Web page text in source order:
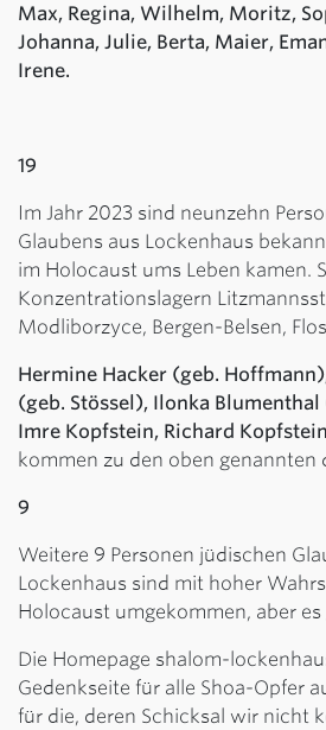
Max, Regina, Wilhelm, Moritz,
Johanna, Julie, Berta, Maier,
Irene.
19
Im Jahr 2023 sind neunzehn
Glaubens aus Lockenhaus
im Holocaust ums Leben kamen.
Konzentrationslagern
Modliborzyce, Bergen-Belsen,
Hermine Hacker (geb.
(geb. Stössel), Ilonka
Imre Kopfstein, Richard
kommen zu den oben genannten
9
Weitere 9 Personen jüdischen
Lockenhaus sind mit hoher
Holocaust umgekommen, aber
Die Homepage shalom-
Gedenkseite für alle Shoa-Opfer
für die, deren Schicksal wir nicht